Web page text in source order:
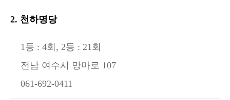
2. 천하명당
1등 : 4회, 2등 : 21회
전남 여수시 망마로 107
061-692-0411